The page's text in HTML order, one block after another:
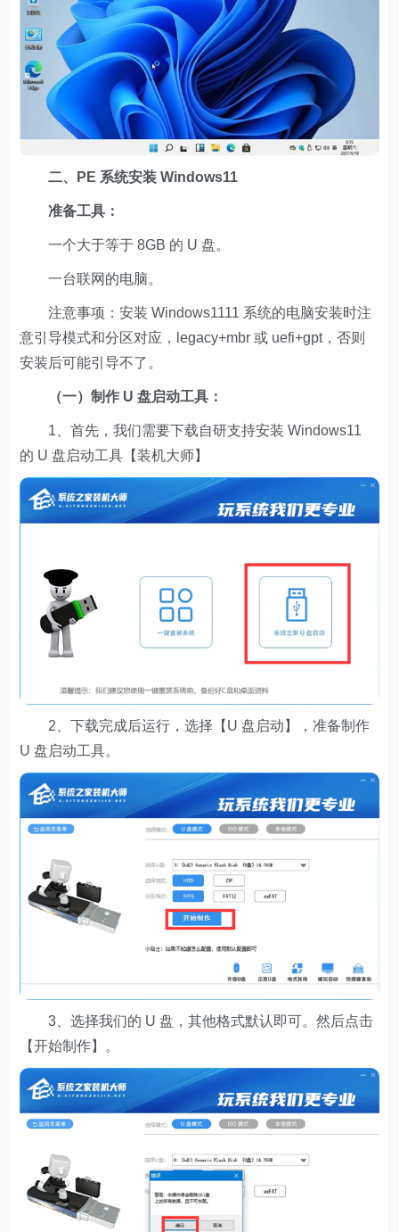
二、PE 系统安装 Windows11
准备工具：
一个大于等于 8GB 的 U 盘。
一台联网的电脑。
注意事项：安装 Windows1111 系统的电脑安装时注
意引导模式和分区对应，legacy+mbr 或 uefi+gpt，否则
安装后可能引导不了。
（一）制作 U 盘启动工具：
1、首先，我们需要下载自研支持安装 Windows11
的 U 盘启动工具【装机大师】
2、下载完成后运行，选择【U 盘启动】，准备制作
U 盘启动工具。
3、选择我们的 U 盘，其他格式默认即可。然后点击
【开始制作】。